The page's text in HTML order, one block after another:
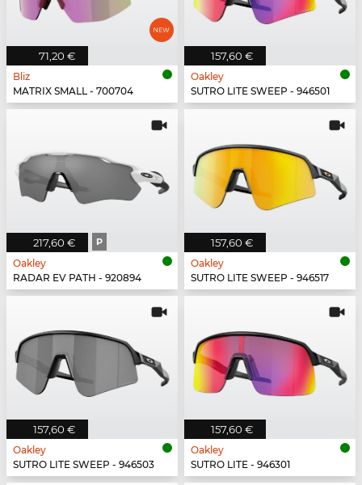
71,20 €
Bliz
MATRIX SMALL - 700704
157,60 €
Oakley
SUTRO LITE SWEEP - 946501
217,60 € P
Oakley
RADAR EV PATH - 920894
157,60 €
Oakley
SUTRO LITE SWEEP - 946517
157,60 €
Oakley
SUTRO LITE SWEEP - 946503
157,60 €
Oakley
SUTRO LITE - 946301